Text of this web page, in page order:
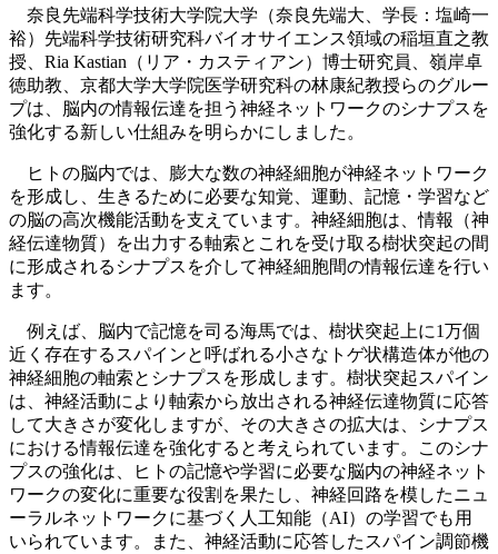
奈良先端科学技術大学院大学（奈良先端大、学長：塩崎一
裕）先端科学技術研究科バイオサイエンス領域の稲垣直之教
授、Ria Kastian（リア・カスティアン）博士研究員、嶺岸卓
徳助教、京都大学大学院医学研究科の林康紀教授らのグルー
プは、脳内の情報伝達を担う神経ネットワークのシナプスを
強化する新しい仕組みを明らかにしました。
ヒトの脳内では、膨大な数の神経細胞が神経ネットワーク
を形成し、生きるために必要な知覚、運動、記憶・学習など
の脳の高次機能活動を支えています。神経細胞は、情報（神
経伝達物質）を出力する軸索とこれを受け取る樹状突起の間
に形成されるシナプスを介して神経細胞間の情報伝達を行い
ます。
例えば、脳内で記憶を司る海馬では、樹状突起上に1万個
近く存在するスパインと呼ばれる小さなトゲ状構造体が他の
神経細胞の軸索とシナプスを形成します。樹状突起スパイン
は、神経活動により軸索から放出される神経伝達物質に応答
して大きさが変化しますが、その大きさの拡大は、シナプス
における情報伝達を強化すると考えられています。このシナ
プスの強化は、ヒトの記憶や学習に必要な脳内の神経ネット
ワークの変化に重要な役割を果たし、神経回路を模したニュ
ーラルネットワークに基づく人工知能（AI）の学習でも用
いられています。また、神経活動に応答したスパイン調節機